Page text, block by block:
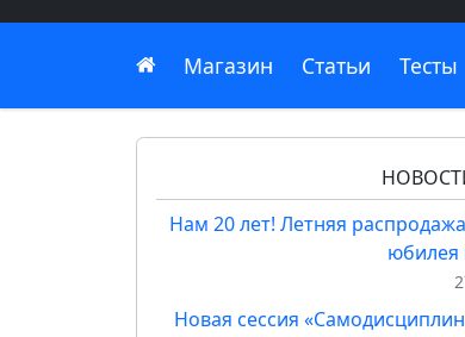
Главная
Магазин Статьи Тесты
Нам 20 лет! Летняя
юбилея
Новая сессия